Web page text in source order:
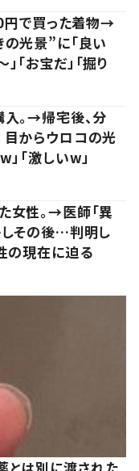
円で買った着物→
光景”に「良い
「お宝だ」「掘り
入。→帰宅後、分
からウロコの光
「激しいw」
女性。→医師「異
しその後…判明し
の現在に迫る